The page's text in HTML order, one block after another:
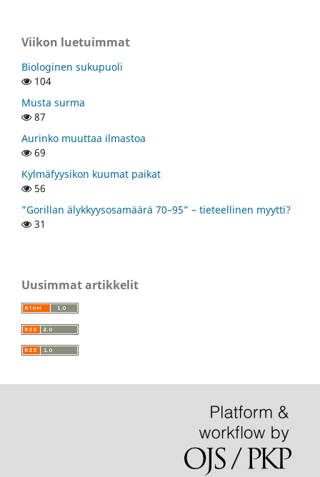
Viikon luetuimmat
Biologinen sukupuoli
104
Musta surma
87
Aurinko muuttaa ilmastoa
69
Kylmäfyysikon kuumat paikat
56
”Gorillan älykkyysosamäärä 70–95” – tieteellinen myytti?
31
Uusimmat artikkelit